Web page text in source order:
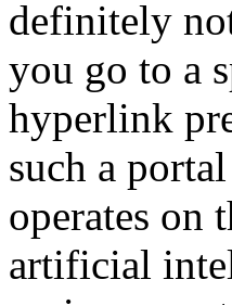
definitely
you go to a
hyperlink
such a
operates on
artificial